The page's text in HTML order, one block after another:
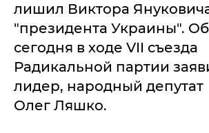
лишил Виктора
"президента Украины".
сегодня в ходе VII съезда
Радикальной партии
лидер, народный депутат
Олег Ляшко.